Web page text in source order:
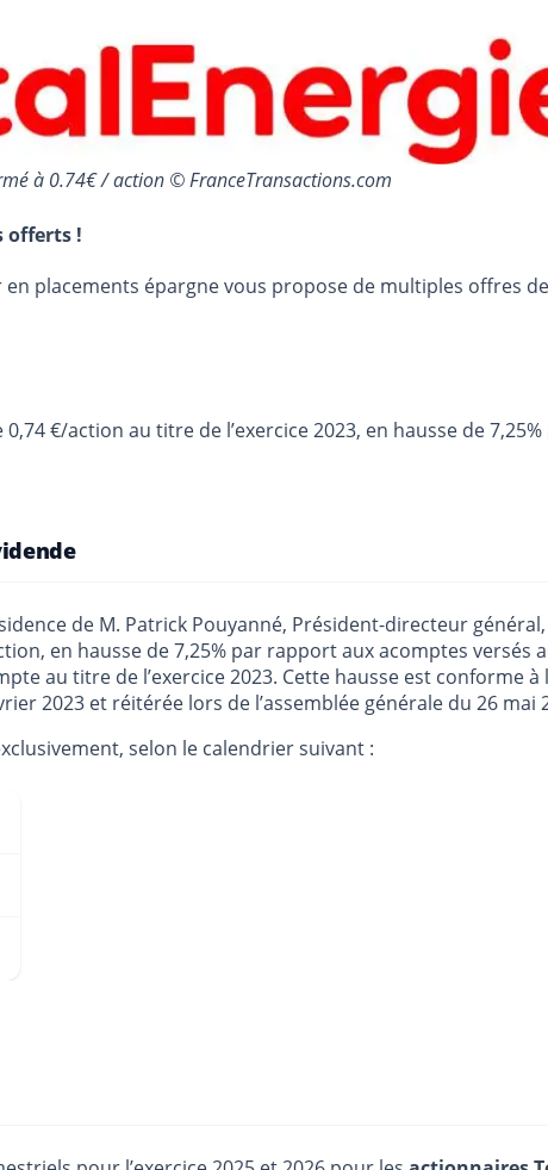
à 0.74€ / action © FranceTransactions.com
offerts !
placements épargne vous propose de multiples offres
€/action au titre de l’exercice 2023, en hausse de
de M. Patrick Pouyanné, Président-directeur
en hausse de 7,25% par rapport aux acomptes versés
au titre de l’exercice 2023. Cette hausse est conforme
2023 et réitérée lors de l’assemblée générale du 26 mai
selon le calendrier suivant :